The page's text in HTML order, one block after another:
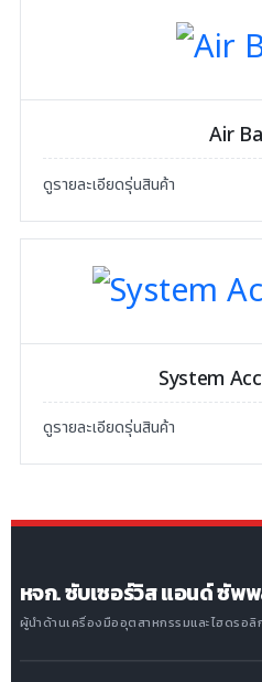
Air
ดูรายละเอียดรุ่นสินค้า
System
ดูรายละเอียดรุ่นสินค้า
หจก. ซับเซอร์วิส แอนด์ ซัพ
ผู้นำด้านเครื่องมืออุตสาหกรรมและไฮดรอลิ